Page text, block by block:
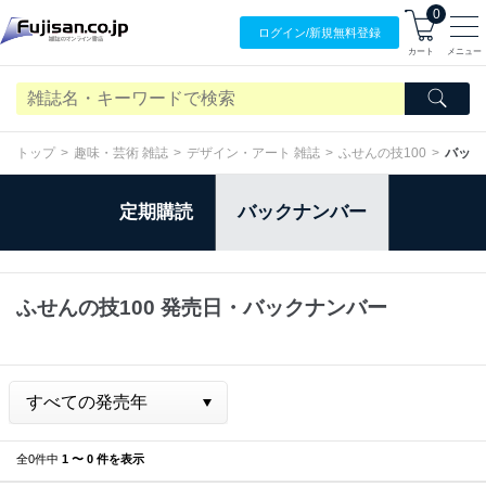
ログイン/新規無料登録
0
カート メニュー
トップ 趣味・芸術 雑誌 デザイン・アート 雑誌 ふせんの技100 バッ
定期購読 バックナンバー
ふせんの技100 発売日・バックナンバー
全0件中 1 〜 0 件を表示